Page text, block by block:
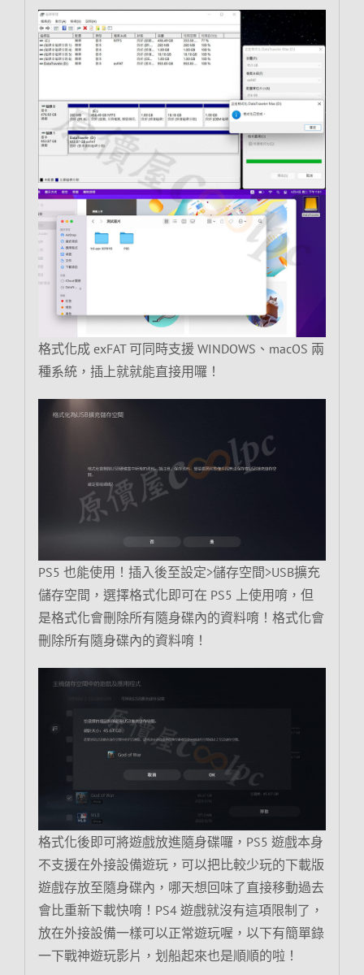
格式化成 exFAT 可同時支援 WINDOWS、macOS 兩
種系統，插上就就能直接用囉！
PS5 也能使用！插入後至設定>儲存空間>USB擴充
儲存空間，選擇格式化即可在 PS5 上使用唷，但
是格式化會刪除所有隨身碟內的資料唷！格式化會
刪除所有隨身碟內的資料唷！
格式化後即可將遊戲放進隨身碟囉，PS5 遊戲本身
不支援在外接設備遊玩，可以把比較少玩的下載版
遊戲存放至隨身碟內，哪天想回味了直接移動過去
會比重新下載快唷！PS4 遊戲就沒有這項限制了，
放在外接設備一樣可以正常遊玩喔，以下有簡單錄
一下戰神遊玩影片，划船起來也是順順的啦！